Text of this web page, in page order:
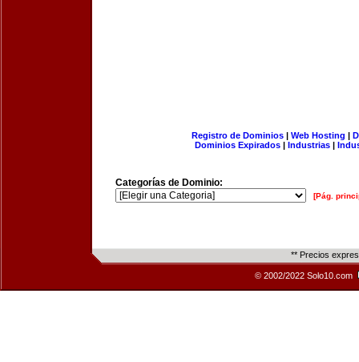
Registro de Dominios| Web Hosting |
Dominios Expirados | Industrias |
Categorías de Dominio:
[Pág.
** Precios
© 2002/2022 Solo10.com